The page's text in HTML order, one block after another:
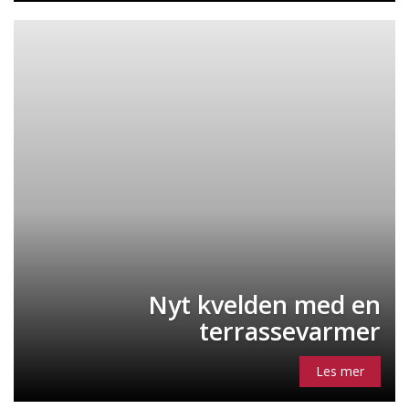
Nyt kvelden med en
terrassevarmer
Les mer